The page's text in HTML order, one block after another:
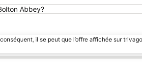
Abbey?
il se peut que l’offre affichée sur